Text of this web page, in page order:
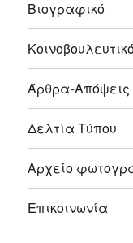
Βιογραφικό
Άρθρα-Απόψεις
Δελτία Τύπου
Αρχείο
Επικοινωνία